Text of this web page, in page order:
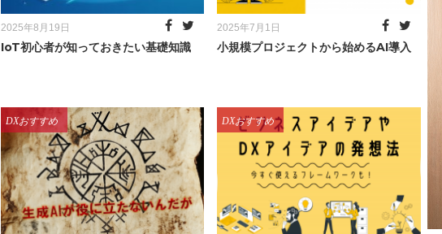
Posted
on
2025年8月19日
IoT初心者が知っておきたい基礎知識
Posted
on
2025年7月1日
小規模プロジェクトから始めるAI導入
Categories
DXおすすめ Categories
DXおすすめ